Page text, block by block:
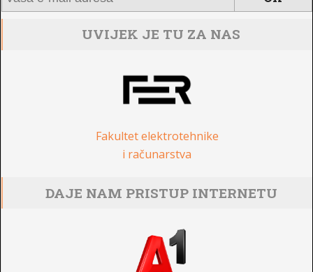
UVIJEK JE TU ZA NAS
Fakultet elektrotehnike
i računarstva
DAJE NAM PRISTUP INTERNETU